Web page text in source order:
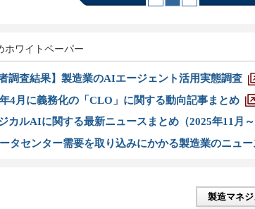
ホワイトペーパー
者調査結果】製造業のAIエージェント活用実態調査
4月に義務化の「CLO」に関する動向記事まとめ
カルAIに関する最新ニュースまとめ（2025年11月～
タセンター需要を取り込みにかかる製造業のニュ
製造マネジ